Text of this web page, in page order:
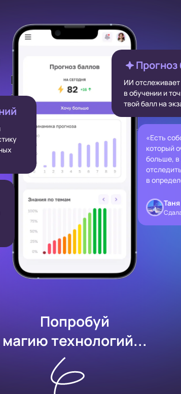
«Есть
который
больше,
в
Прогноз
ИИ
в обучении и
твой балл на
Попробуй
магию технологий...